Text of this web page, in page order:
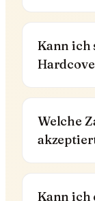
Kann ich
Welche
Kann ich